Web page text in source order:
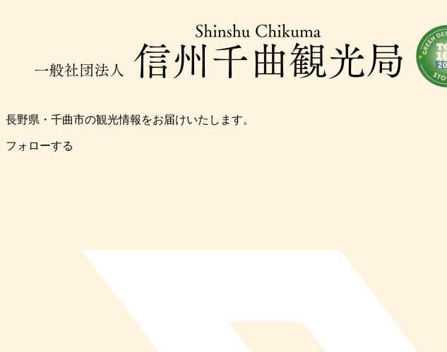
長野県・千曲市の観光情報をお届けいたします。
フォローする